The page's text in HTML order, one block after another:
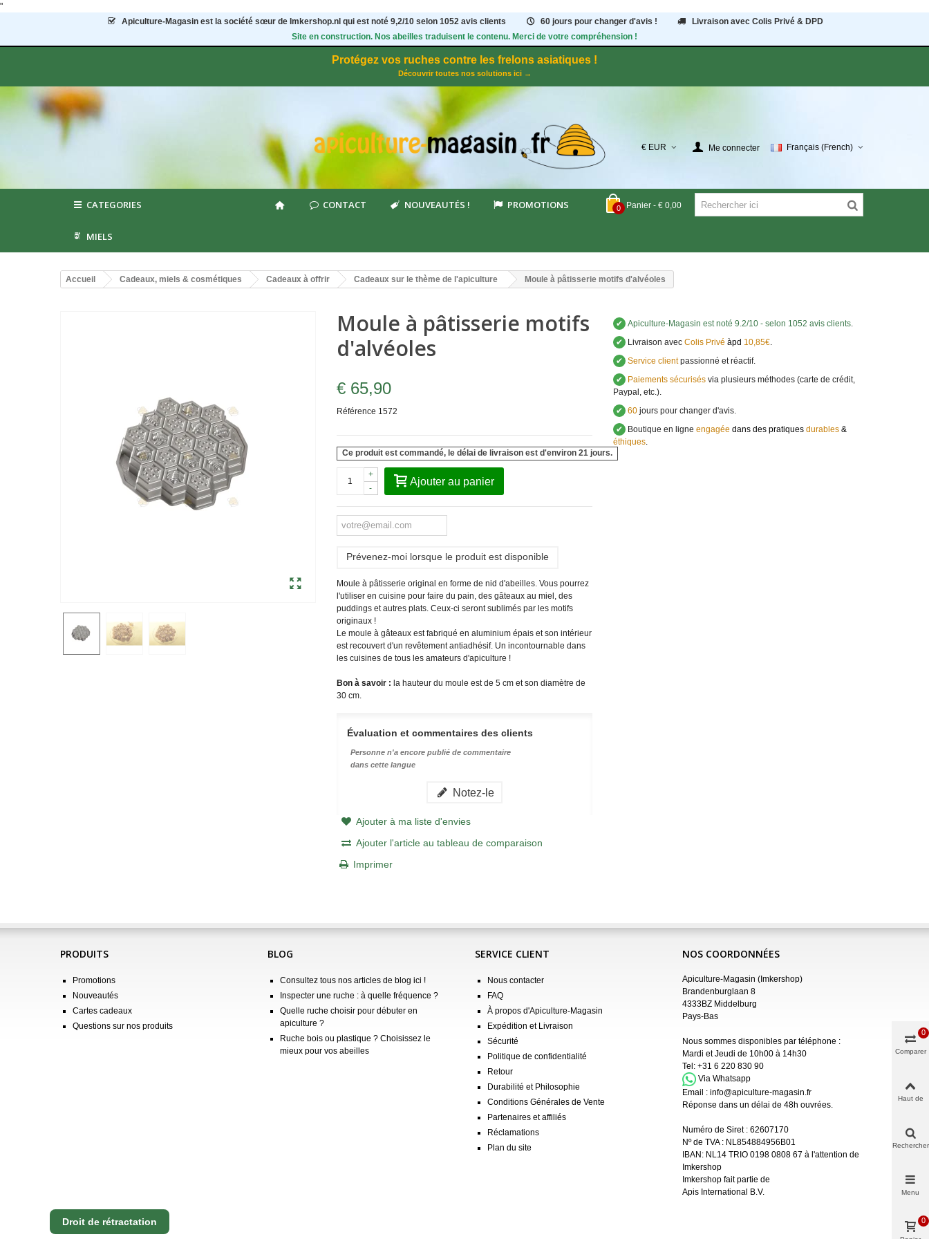
"
Apiculture-Magasin est la société sœur de Imkershop.nl qui est noté 9,2/10 selon 1052avis clients 60 jours pour changer d'avis !
Livraison avec Colis Privé & DPD
Site en construction. Nos abeilles traduisent le contenu. Merci de votre compréhension !
Protégez vos ruches contre les frelons asiatiques !
Découvrir toutes nos solutions ici →
€ EUR Me connecter Français (French)
0 Panier - € 0,00
CATEGORIES CONTACT NOUVEAUTÉS ! PROMOTIONS
MIELS
Accueil Cadeaux, miels & cosmétiques Cadeaux à offrir Cadeaux sur le thème de l'apiculture Moule à pâtisserie motifs d'alvéoles
Moule à pâtisserie motifs
d'alvéoles
€ 65,90
Référence 1572
Ce produit est commandé, le délai de livraison est d'environ 21 jours.
-
+
Ajouter au panier
Prévenez-moi lorsque le produit est disponible
Moule à pâtisserie original en forme de nid d'abeilles. Vous pourrez
l'utiliser en cuisine pour faire du pain, des gâteaux au miel, des
puddings et autres plats. Ceux-ci seront sublimés par les motifs
originaux !
Le moule à gâteaux est fabriqué en aluminium épais et son intérieur
est recouvert d'un revêtement antiadhésif. Un incontournable dans
les cuisines de tous les amateurs d'apiculture !
Bon à savoir : la hauteur du moule est de 5 cm et son diamètre de
30 cm.
Évaluation et commentaires des clients
Personne n'a encore publié de commentaire
dans cette langue
Notez-le
Ajouter à ma liste d'envies
Ajouter l'article au tableau de comparaison
Imprimer
✔ Apiculture-Magasin est noté 9.2/10 - selon 1052 avis clients.
✔ Livraison avecColis Privé àpd 10,85€.
✔ Service clientpassionné et réactif.
✔ Paiements sécurisésvia plusieurs méthodes (carte de crédit,
Paypal, etc.).
✔ 60jours pour changer d'avis.
✔ Boutique en ligne engagée dans des pratiques durables&
éthiques.
PRODUITS
Promotions
Nouveautés
Cartes cadeaux
Questions sur nos produits
BLOG
Consultez tous nos articles de blog ici !
Inspecter une ruche : à quelle fréquence ?
Quelle ruche choisir pour débuter en
apiculture ?
Ruche bois ou plastique ? Choisissez le
mieux pour vos abeilles
SERVICE CLIENT
Nous contacter
FAQ
À propos d'Apiculture-Magasin
Expédition et Livraison
Sécurité
Politique de confidentialité
Retour
Durabilité et Philosophie
Conditions Générales de Vente
Partenaires et affiliés
Réclamations
Plan du site
NOS COORDONNÉES
Apiculture-Magasin (Imkershop)
Brandenburglaan 8
4333BZ Middelburg
Pays-Bas
Nous sommes disponibles par téléphone :
Mardi et Jeudi de 10h00 à 14h30
Tel: +31 6 220 830 90
Via Whatsapp
Email : info@apiculture-magasin.fr
Réponse dans un délai de 48h ouvrées.
Numéro de Siret : 62607170
Nº de TVA : NL854884956B01
IBAN: NL14 TRIO 0198 0808 67 à l'attention de
Imkershop
Imkershop fait partie de
Apis International B.V.
Droit de rétractation
Comparer
0
Haut de
Rechercher
Menu
0